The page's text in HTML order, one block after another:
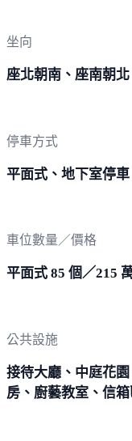
坐向
座北朝南、座南朝
停車方式
平面式、地下室停車
車位數量／價格
平面式 85 個／215
公共設施
接待大廳、中庭花
房、廚藝教室、信